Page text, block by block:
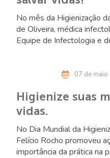
No mês da Higienização
de Oliveira, médica
Equipe de Infectologia e
prevenção de infecções.
07 de
Higienize suas
vidas.
No Dia Mundial da
Felício Rocho promoveu
importância da prática na